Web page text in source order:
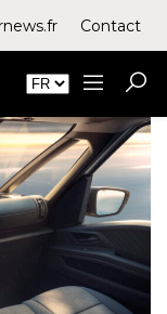
Contact